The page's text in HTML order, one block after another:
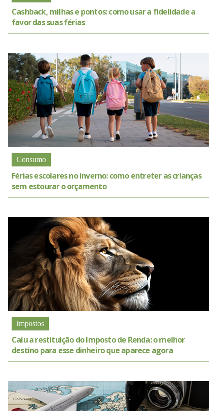
Cashback, milhas e pontos: como usar a fidelidade a
favor das suas férias
Consumo
Férias escolares no inverno: como entreter as crianças
sem estourar o orçamento
Impostos
Caiu a restituição do Imposto de Renda: o melhor
destino para esse dinheiro que aparece agora